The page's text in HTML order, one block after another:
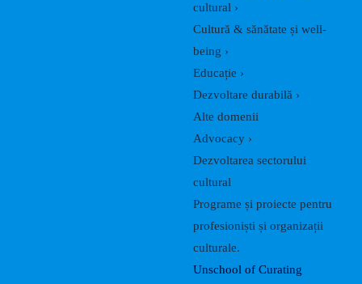
cultural ›
Cultură & sănătate și well-
being ›
Educație ›
Dezvoltare durabilă ›
Alte domenii
Advocacy ›
Dezvoltarea sectorului
cultural
Programe și proiecte pentru
profesioniști și organizații
culturale.
Unschool of Curating